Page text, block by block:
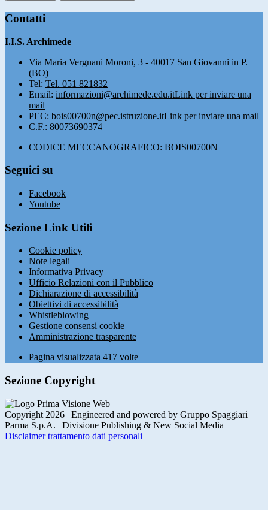
Contatti
I.I.S. Archimede
Via Maria Vergnani Moroni, 3 - 40017 San Giovanni in P.
(BO)
Tel: Tel. 051 821832
Email: informazioni@archimede.edu.itLink per inviare una
mail
PEC: bois00700n@pec.istruzione.itLink per inviare una mail
C.F.: 80073690374
CODICE MECCANOGRAFICO: BOIS00700N
Seguici su
Facebook
Youtube
Sezione Link Utili
Cookie policy
Note legali
Informativa Privacy
Ufficio Relazioni con il Pubblico
Dichiarazione di accessibilità
Obiettivi di accessibilità
Whistleblowing
Gestione consensi cookie
Amministrazione trasparente
Pagina visualizzata 417 volte
Sezione Copyright
Copyright 2026 | Engineered and powered by Gruppo Spaggiari
Parma S.p.A. | Divisione Publishing & New Social Media
Disclaimer trattamento dati personali